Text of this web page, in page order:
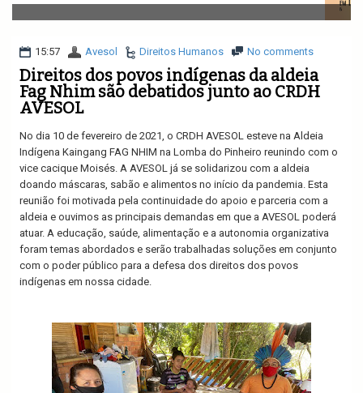
v
i
a
i
o
15:57 Avesol Direitos Humanos No comments
Direitos dos povos indígenas da aldeia
Fag Nhim são debatidos junto ao CRDH
AVESOL
No dia 10 de fevereiro de 2021, o CRDH AVESOL esteve na Aldeia
Indígena Kaingang FAG NHIM na Lomba do Pinheiro reunindo com o
vice cacique Moisés. A AVESOL já se solidarizou com a aldeia
doando máscaras, sabão e alimentos no início da pandemia. Esta
reunião foi motivada pela continuidade do apoio e parceria com a
aldeia e ouvimos as principais demandas em que a AVESOL poderá
atuar. A educação, saúde, alimentação e a autonomia organizativa
foram temas abordados e serão trabalhadas soluções em conjunto
com o poder público para a defesa dos direitos dos povos
indígenas em nossa cidade.